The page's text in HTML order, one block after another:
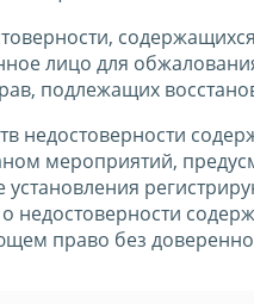
лицо для
подлежащих
недостоверности
мероприятий,
установления
недостоверности
право без